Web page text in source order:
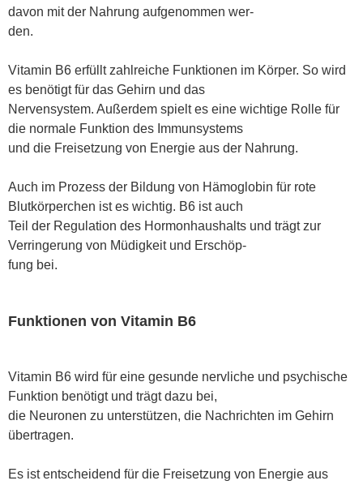
davon mit der Nahrung aufgenommen wer-
den.
Vitamin B6 erfüllt zahlreiche Funktionen im Körper. So wird
es benötigt für das Gehirn und das
Nervensystem. Außerdem spielt es eine wichtige Rolle für
die normale Funktion des Immunsystems
und die Freisetzung von Energie aus der Nahrung.
Auch im Prozess der Bildung von Hämoglobin für rote
Blutkörperchen ist es wichtig. B6 ist auch
Teil der Regulation des Hormonhaushalts und trägt zur
Verringerung von Müdigkeit und Erschöp-
fung bei.
Funktionen von Vitamin B6
Vitamin B6 wird für eine gesunde nervliche und psychische
Funktion benötigt und trägt dazu bei,
die Neuronen zu unterstützen, die Nachrichten im Gehirn
übertragen.
Es ist entscheidend für die Freisetzung von Energie aus